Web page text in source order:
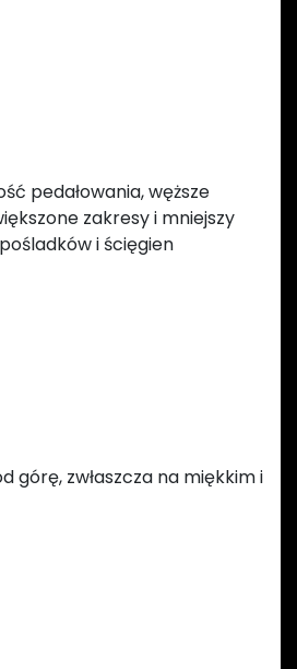
pedałowania, węższe
zakresy i mniejszy
i ścięgien
górę, zwłaszcza na miękkim i